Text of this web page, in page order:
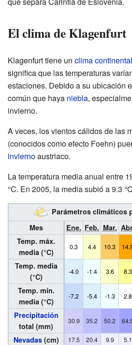
El clima de Klagenfurt
Klagenfurt tiene un clima continental
significa que las temperaturas
estaciones. Debido a su ubicación
común que haya niebla,
invierno.
A veces, los vientos cálidos de las
(conocidos como efecto Foehn)
inviernoaustriaco.
La temperatura media anual entre
°C. En 2005, la media subió a 9.3
Parámetros climáticos
Mes
Ene. Feb. Mar.
Temp. máx.
media (°C)
0.3 4.4 10.3
Temp. media
(°C)
-4.0 -1.4 3.6 8.3
Temp. mín.
media (°C)
-7.2 -5.4 -1.3 2.8
Precipitación
total (mm)
30.9 35.2 50.2
Nevadas(cm) 17.5 20.4 9.9 5.1